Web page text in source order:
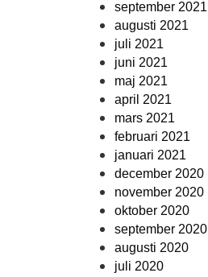
september 2021
augusti 2021
juli 2021
juni 2021
maj 2021
april 2021
mars 2021
februari 2021
januari 2021
december 2020
november 2020
oktober 2020
september 2020
augusti 2020
juli 2020